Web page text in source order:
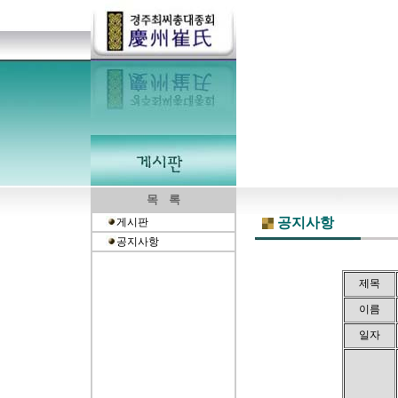
목 록
게시판
공지사항
공지사항
제목
이름
일자